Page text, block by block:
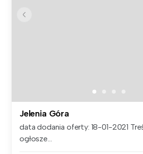
Jelenia Góra
data dodania oferty: 18-01-2021
ogłosze...